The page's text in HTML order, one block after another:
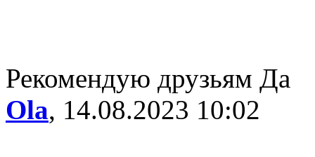
Рекомендую друзьям Да
Ola, 14.08.2023 10:02